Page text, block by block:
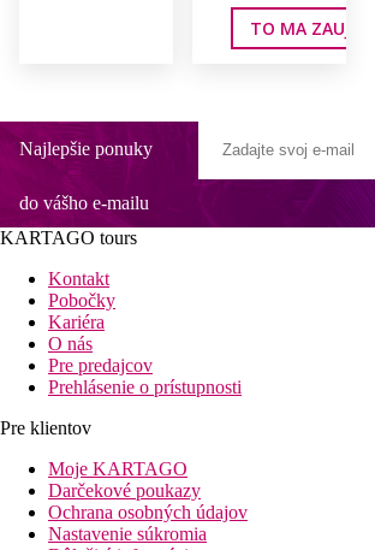
TO MA ZAUJÍMA
Najlepšie ponuky
do vášho e-mailu
KARTAGO tours
Kontakt
Pobočky
Kariéra
O nás
Pre predajcov
Prehlásenie o prístupnosti
Pre klientov
Moje KARTAGO
Darčekové poukazy
Ochrana osobných údajov
Nastavenie súkromia